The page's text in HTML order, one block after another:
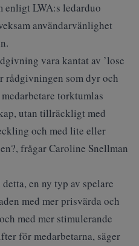
LWA:s ledarduo
användarvänlighet
vara kantat av ’lose
rådgivningen som dyr och
torktumlas
utan tillräckligt med
och med lite eller
frågar Caroline Snellman
en ny typ av spelare
med mer prisvärda och
med mer stimulerande
för medarbetarna, säger